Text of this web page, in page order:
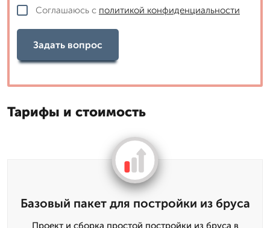
Соглашаюсь с политикой конфиденциальности
Задать вопрос
Тарифы и стоимость
Базовый пакет для постройки из бруса
Проект и сборка простой постройки из бруса в